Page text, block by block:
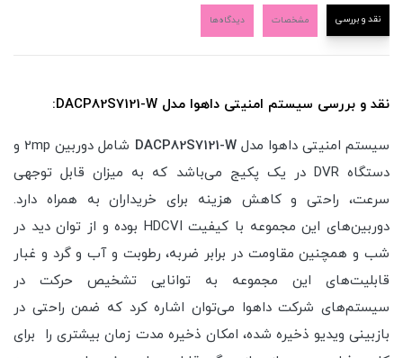
نقد و بررسی مشخصات دیدگاه‌ها
نقد و بررسی سیستم امنیتی داهوا مدل DACP82S7121-W:
سیستم امنیتی داهوا مدلDACP82S7121-W
شامل دوربین 2mp و
دستگاه DVR در یک پکیج می‌باشد که به میزان قابل توجهی
سرعت، راحتی و کاهش هزینه برای خریداران به همراه دارد.
دوربین‌های این مجموعه با کیفیت HDCVI بوده و از توان دید در
شب و همچنین مقاومت در برابر ضربه، رطوبت و آب و گرد و غبار
قابلیت‌های این مجموعه به توانایی تشخیص حرکت در
سیستم‌های شرکت داهوا می‌توان اشاره کرد که ضمن راحتی در
بازبینی ویدیو ذخیره شده، امکان ذخیره مدت زمان بیشتری را برای